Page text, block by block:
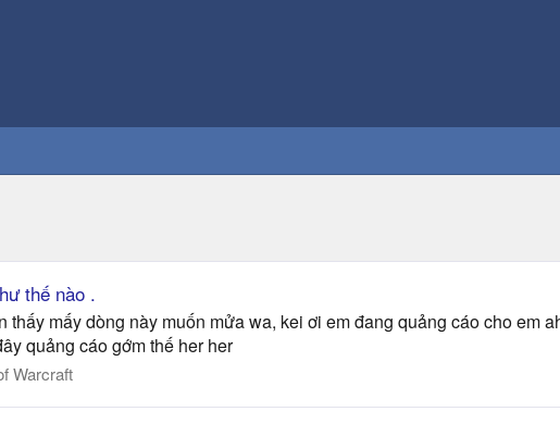
thế nào .
thấy mấy dòng này muốn mửa wa, kei ơi em đang quảng cáo cho em
quảng cáo gớm thế her her
Warcraft